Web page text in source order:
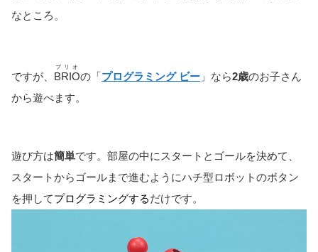
なところ。
ですが、 BRIO
ブリオ
の「プログラミング ビー 」なら2歳のお子さん
から遊べます。
遊び方は簡単です。部屋の中にスタートとゴールを決めて、
スタートからゴールまで進むようにハチ型ロボットのボタン
を押してプログラミングするだけです。